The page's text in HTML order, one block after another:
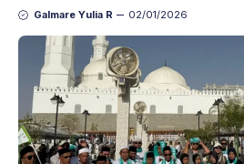
Galmare Yulia R 02/01/2026